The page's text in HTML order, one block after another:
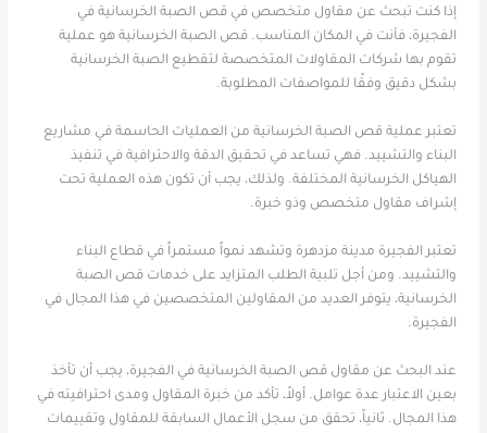
إذا كنت تبحث عن مقاول متخصص في قص الصبة الخرسانية في
الفجيرة، فأنت في المكان المناسب. قص الصبة الخرسانية هو عملية
تقوم بها شركات المقاولات المتخصصة لتقطيع الصبة الخرسانية
بشكل دقيق وفقًا للمواصفات المطلوبة.
تعتبر عملية قص الصبة الخرسانية من العمليات الحاسمة في مشاريع
البناء والتشييد. فهي تساعد في تحقيق الدقة والاحترافية في تنفيذ
الهياكل الخرسانية المختلفة. ولذلك، يجب أن تكون هذه العملية تحت
إشراف مقاول متخصص وذو خبرة.
تعتبر الفجيرة مدينة مزدهرة وتشهد نمواً مستمراً في قطاع البناء
والتشييد. ومن أجل تلبية الطلب المتزايد على خدمات قص الصبة
الخرسانية، يتوفر العديد من المقاولين المتخصصين في هذا المجال في
الفجيرة.
عند البحث عن مقاول قص الصبة الخرسانية في الفجيرة، يجب أن تأخذ
بعين الاعتبار عدة عوامل. أولاً، تأكد من خبرة المقاول ومدى احترافيته في
هذا المجال. ثانياً، تحقق من سجل الأعمال السابقة للمقاول وتقييمات